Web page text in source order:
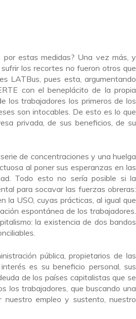
por estas medidas? Una vez más, y
los recortes no fueron otros que
LATBus, pues esta, argumentando
con el beneplácito de la propia
los trabajadores los primeros de los
son intocables. De esto es lo que
privada, de sus beneficios, de su
de concentraciones y una huelga
al poner sus esperanzas en las
Todo esto no sería posible si la
para socavar las fuerzas obreras:
la USO, cuyas prácticas, al igual que
espontánea de los trabajadores.
la existencia de dos bandos
pública, propietarios de las
es su beneficio personal, sus
de los países capitalistas que se
los trabajadores, que buscando una
empleo y sustento, nuestro